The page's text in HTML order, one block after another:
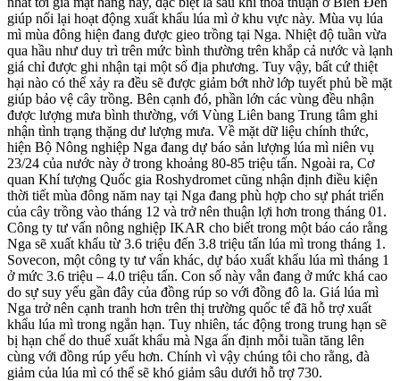
giúp nối lại hoạt động xuất khẩu lúa mì ở khu vực này. Mùa vụ lúa
mì mùa đông hiện đang được gieo trồng tại Nga. Nhiệt độ tuần vừa
qua hầu như duy trì trên mức bình thường trên khắp cả nước và lạnh
giá chỉ được ghi nhận tại một số địa phương. Tuy vậy, bất cứ thiệt
hại nào có thể xảy ra đều sẽ được giảm bớt nhờ lớp tuyết phủ bề mặt
giúp bảo vệ cây trồng. Bên cạnh đó, phần lớn các vùng đều nhận
được lượng mưa bình thường, với Vùng Liên bang Trung tâm ghi
nhận tình trạng thặng dư lượng mưa. Về mặt dữ liệu chính thức,
hiện Bộ Nông nghiệp Nga đang dự báo sản lượng lúa mì niên vụ
23/24 của nước này ở trong khoảng 80-85 triệu tấn. Ngoài ra, Cơ
quan Khí tượng Quốc gia Roshydromet cũng nhận định điều kiện
thời tiết mùa đông năm nay tại Nga đang phù hợp cho sự phát triển
của cây trồng vào tháng 12 và trở nên thuận lợi hơn trong tháng 01.
Công ty tư vấn nông nghiệp IKAR cho biết trong một báo cáo rằng
Nga sẽ xuất khẩu từ 3.6 triệu đến 3.8 triệu tấn lúa mì trong tháng 1.
Sovecon, một công ty tư vấn khác, dự báo xuất khẩu lúa mì tháng 1
ở mức 3.6 triệu – 4.0 triệu tấn. Con số này vẫn đang ở mức khá cao
do sự suy yếu gần đây của đồng rúp so với đồng đô la. Giá lúa mì
Nga trở nên cạnh tranh hơn trên thị trường quốc tế đã hỗ trợ xuất
khẩu lúa mì trong ngắn hạn. Tuy nhiên, tác động trong trung hạn sẽ
bị hạn chế do thuế xuất khẩu mà Nga ấn định mỗi tuần tăng lên
cùng với đồng rúp yếu hơn. Chính vì vậy chúng tôi cho rằng, đà
giảm của lúa mì có thể sẽ khó giảm sâu dưới hỗ trợ 730.